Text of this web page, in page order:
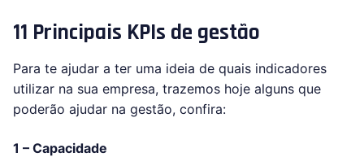
11 Principais KPIs de gestão
Para te ajudar a ter uma ideia de quais indicadores
utilizar na sua empresa, trazemos hoje alguns que
poderão ajudar na gestão, confira:
1 – Capacidade